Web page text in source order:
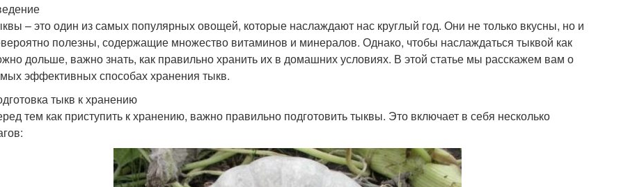
– это один из самых популярных овощей, которые наслаждают нас круглый год. Они не только вкусны, но и
полезны, содержащие множество витаминов и минералов. Однако, чтобы наслаждаться тыквой как
дольше, важно знать, как правильно хранить их в домашних условиях. В этой статье мы расскажем вам о
эффективных способах хранения тыкв.
тыкв к хранению
тем как приступить к хранению, важно правильно подготовить тыквы. Это включает в себя несколько